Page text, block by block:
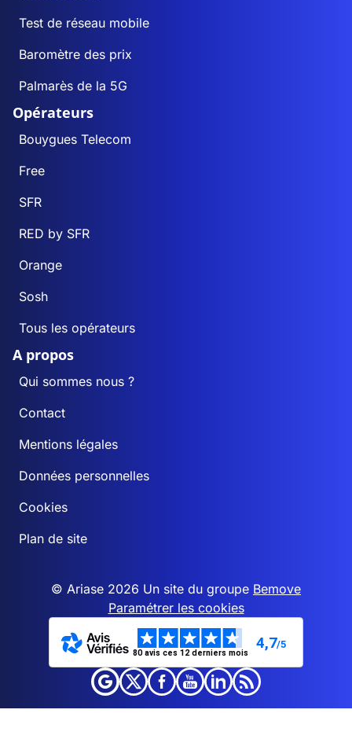
Test de réseau mobile
Baromètre des prix
Palmarès de la 5G
Opérateurs
Bouygues Telecom
Free
SFR
RED by SFR
Orange
Sosh
Tous les opérateurs
A propos
Qui sommes nous ?
Contact
Mentions légales
Données personnelles
Cookies
Plan de site
© Ariase 2026 Un site du groupe Bemove
Paramétrer les cookies
80 avis ces 12 derniers mois
4,7/5